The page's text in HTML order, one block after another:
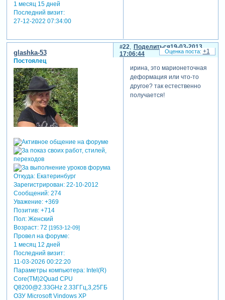
1 месяц 15 дней
Последний визит:
27-12-2022 07:34:00
Поделиться
22
19-03-2013
17:06:44
glashka-53
Постоялец
Откуда:Екатеринбург
Зарегистрирован: 22-10-2012
Сообщений:274
Уважение: +369
Позитив: +714
Пол:Женский
Возраст:72 [1953-12-09]
Провел на форуме:
1 месяц 12 дней
Последний визит:
11-03-2026 00:22:20
Параметры компьютера:Intel(R)
Core(TM)2Quad CPU
Q8200@2.33GHz 2.33ГГц,3,25ГБ
ОЗУ Microsoft Vindows XP
ирина, это марионеточная
деформация или что-то
другое? так естественно
получается!
+1